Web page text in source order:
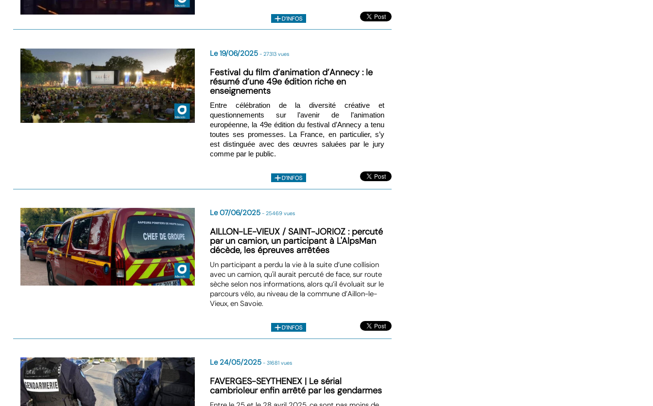
Le 19/06/2025 - 27313 vues
Festival du film d’animation d’Annecy : le
résumé d’une 49e édition riche en
enseignements
Entre célébration de la diversité créative et
questionnements sur l’avenir de l’animation
européenne, la 49e édition du festival d’Annecy a tenu
toutes ses promesses. La France, en particulier, s’y
est distinguée avec des œuvres saluées par le jury
comme par le public.
Le 07/06/2025 - 25469 vues
AILLON-LE-VIEUX / SAINT-JORIOZ : percuté
par un camion, un participant à L'AlpsMan
décède, les épreuves arrêtées
Un participant a perdu la vie à la suite d’une collision
avec un camion, qu'il aurait percuté de face, sur route
sèche selon nos informations, alors qu’il évoluait sur le
parcours vélo, au niveau de la commune d’Aillon-le-
Vieux, en Savoie.
Le 24/05/2025 - 31681 vues
FAVERGES-SEYTHENEX | Le sérial
cambrioleur enfin arrêté par les gendarmes